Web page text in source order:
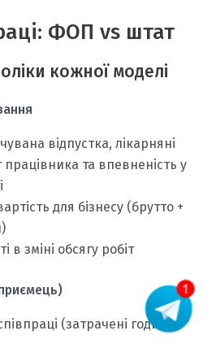
ФОП vs штат
кожної моделі
відпустка, лікарняні
працівника та впевненість у
для бізнесу (брутто +
в зміні обсягу робіт
(затрачені години/